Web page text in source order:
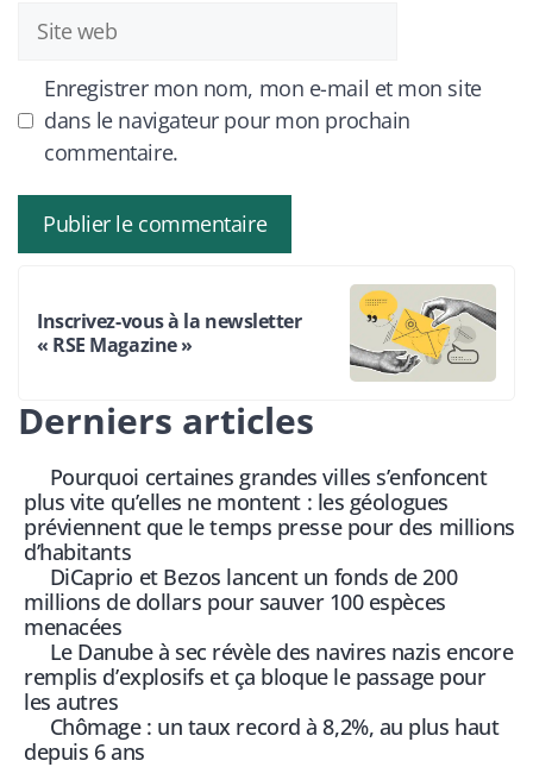
Site
web
Enregistrer mon nom, mon e-mail et mon site
dans le navigateur pour mon prochain
commentaire.
Inscrivez-vous à la newsletter
« RSE Magazine »
Derniers articles
Pourquoi certaines grandes villes s’enfoncent
plus vite qu’elles ne montent : les géologues
préviennent que le temps presse pour des millions
d’habitants
DiCaprio et Bezos lancent un fonds de 200
millions de dollars pour sauver 100 espèces
menacées
Le Danube à sec révèle des navires nazis encore
remplis d’explosifs et ça bloque le passage pour
les autres
Chômage : un taux record à 8,2%, au plus haut
depuis 6 ans